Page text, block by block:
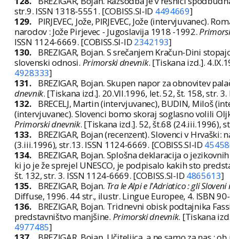
str.9. ISSN 1318-5551. [COBISS.SI-ID 4494669]
129.
PIRJEVEC, Jože, PIRJEVEC, Jože
narodov : Jože Pirjevec - Jugoslavija 1918 -1992.
ISSN 1124-6669. [COBISS.SI-ID 2342193]
130.
BREZIGAR, Bojan. S srečanjem Kračun-Dini
slovenski odnosi. Primorski dnevnik. [Tiskana izd.].
4928333]
131.
BREZIGAR, Bojan. Skupen napor za obnovitev
dnevnik. [Tiskana izd.]. 20.VII.1996, let. 52, št. 158, str.
132.
BRECELJ, Martin (intervjuvanec), BUDIN, Miloš
(intervjuvanec). Slovenci bomo skoraj soglasno volili
Primorski dnevnik. [Tiskana izd.]. 52, št.68 (24.iii.1996),
133.
BREZIGAR, Bojan (recenzent). Slovenci v
(3.iii.1996), str.13. ISSN 1124-6669. [COBISS.SI-ID
134.
BREZIGAR, Bojan. Splošna deklaracija o
ki jo je že sprejel UNESCO, je podpisalo kakih sto
št. 132, str. 3. ISSN 1124-6669. [COBISS.SI-ID 4865613]
135.
BREZIGAR, Bojan. Tra le Alpi e l'Adriatico : gli
Diffuse, 1996. 44 str., ilustr. Lingue Europee, 4. ISBN
136.
BREZIGAR, Bojan. Tridnevni obisk podtajnika
predstavništvo manjšine. Primorski dnevnik. [Tiskana
4977485]